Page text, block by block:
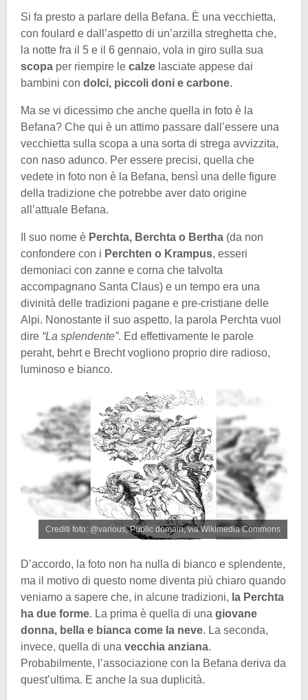
Si fa presto a parlare della Befana. È una vecchietta,
con foulard e dall’aspetto di un’arzilla streghetta che,
la notte fra il 5 e il 6 gennaio, vola in giro sulla sua
scopa per riempire le calze lasciate appese dai
bambini con dolci, piccoli doni e carbone.
Ma se vi dicessimo che anche quella in foto è la
Befana? Che qui è un attimo passare dall’essere una
vecchietta sulla scopa a una sorta di strega avvizzita,
con naso adunco. Per essere precisi, quella che
vedete in foto non è la Befana, bensì una delle figure
della tradizione che potrebbe aver dato origine
all’attuale Befana.
Il suo nome è Perchta, Berchta o Bertha (da non
confondere con i Perchten o Krampus, esseri
demoniaci con zanne e corna che talvolta
accompagnano Santa Claus) e un tempo era una
divinità delle tradizioni pagane e pre-cristiane delle
Alpi. Nonostante il suo aspetto, la parola Perchta vuol
dire “La splendente”. Ed effettivamente le parole
peraht, behrt e Brecht vogliono proprio dire radioso,
luminoso e bianco.
Crediti foto: @various, Public domain, via Wikimedia Commons
D’accordo, la foto non ha nulla di bianco e splendente,
ma il motivo di questo nome diventa più chiaro quando
veniamo a sapere che, in alcune tradizioni, la Perchta
ha due forme. La prima è quella di una giovane
donna, bella e bianca come la neve. La seconda,
invece, quella di una vecchia anziana.
Probabilmente, l’associazione con la Befana deriva da
quest’ultima. E anche la sua duplicità.